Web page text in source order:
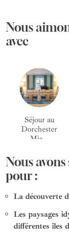
Nous
avec
Séjour au
Dorchester
Mia...
Nous
pour :
La découverte
Les paysages
différentes îles